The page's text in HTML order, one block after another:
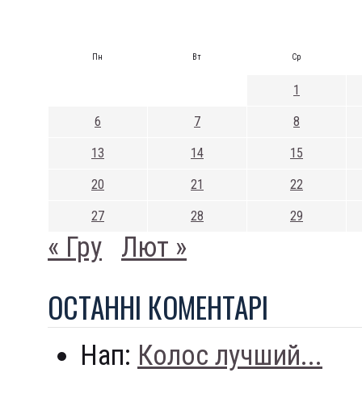
Пн Вт Ср
1
6 7 8
13 14 15
20 21 22
27 28 29
« Гру Лют »
ОСТАННI КОМЕНТАРI
Нап: Колос лучший...